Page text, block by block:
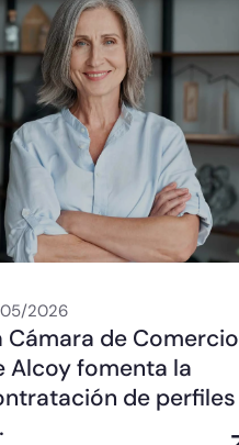
2026
Cámara de Comercio
Alcoy fomenta la
de perfiles